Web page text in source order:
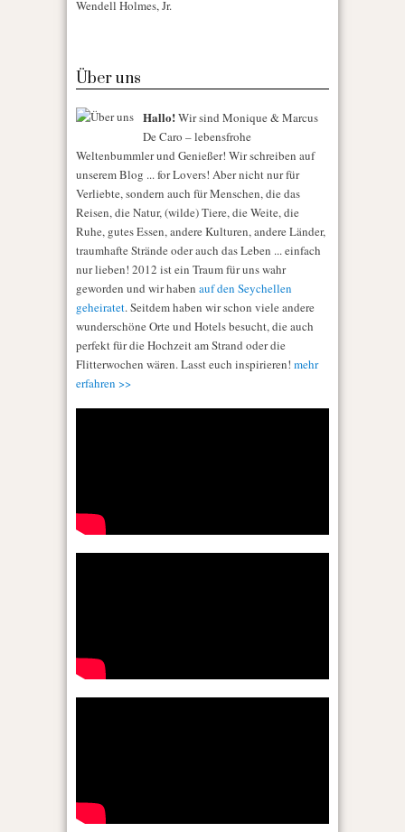
Wendell Holmes, Jr.
Über uns
Hallo!Wir sind Monique & Marcus
De Caro – lebensfrohe
Weltenbummler und Genießer! Wir schreiben auf
unserem Blog ... for Lovers! Aber nicht nur für
Verliebte, sondern auch für Menschen, die das
Reisen, die Natur, (wilde) Tiere, die Weite, die
Ruhe, gutes Essen, andere Kulturen, andere Länder,
traumhafte Strände oder auch das Leben ... einfach
nur lieben! 2012 ist ein Traum für uns wahr
geworden und wir haben auf den Seychellen
geheiratet. Seitdem haben wir schon viele andere
wunderschöne Orte und Hotels besucht, die auch
perfekt für die Hochzeit am Strand oder die
Flitterwochen wären. Lasst euch inspirieren! mehr
erfahren >>